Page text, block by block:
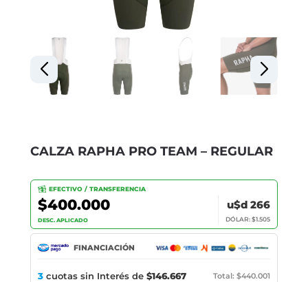
CALZA RAPHA PRO TEAM – REGULAR
EFECTIVO / TRANSFERENCIA
$400.000
DESC. APLICADO
u$d 266
DÓLAR: $1.505
FINANCIACIÓN
3 cuotas sin Interés de $146.667 Total: $440.001